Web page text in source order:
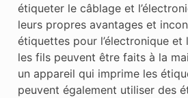
étiqueter le câblage et
leurs propres avantages et
étiquettes pour l’électronique et
les fils peuvent être faits à la
un appareil qui imprime les
peuvent également utiliser des